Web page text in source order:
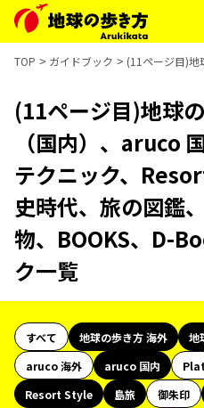
TOP ガイドブック (11ページ目)地
(11ページ目)地球
（国内）、aruco
テクニック、
史時代、旅の図鑑
物、BOOKS、D-
ク一覧
すべて 地球の歩き方 海外
地
aruco 海外
aruco 国内 Plat
Resort Style
島旅 御朱印